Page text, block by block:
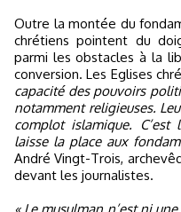
Outre la montée du
chrétiens pointent du
parmi les obstacles à la
conversion. Les Eglises
capacité des pouvoirs
notamment religieuses.
complot islamique.
laisse la place aux
André Vingt-Trois,
devant les journalistes.